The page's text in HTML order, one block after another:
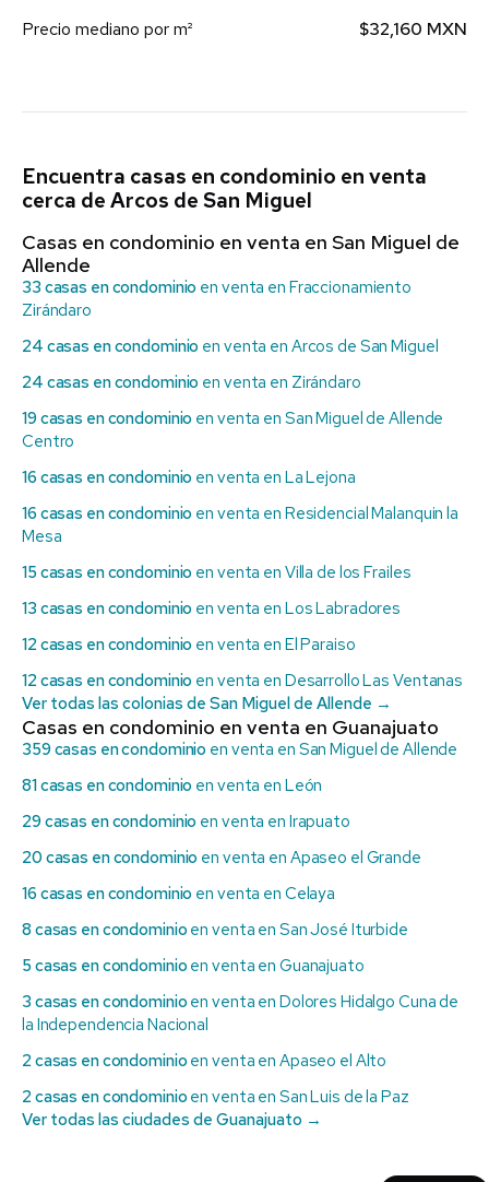
Precio mediano por m² $32,160 MXN
Encuentra casas en condominio en venta
cerca de Arcos de San Miguel
Casas en condominio en venta en San Miguel de
Allende
33 casas en condominio en venta en Fraccionamiento
Zirándaro
24 casas en condominio en venta en Arcos de San Miguel
24 casas en condominio en venta en Zirándaro
19 casas en condominio en venta en San Miguel de Allende
Centro
16 casas en condominio en venta en La Lejona
16 casas en condominio en venta en Residencial Malanquin la
Mesa
15 casas en condominio en venta en Villa de los Frailes
13 casas en condominio en venta en Los Labradores
12 casas en condominio en venta en El Paraiso
12 casas en condominio en venta en Desarrollo Las Ventanas
Ver todas las colonias de San Miguel de Allende →
Casas en condominio en venta en Guanajuato
359 casas en condominio en venta en San Miguel de Allende
81 casas en condominio en venta en León
29 casas en condominio en venta en Irapuato
20 casas en condominio en venta en Apaseo el Grande
16 casas en condominio en venta en Celaya
8 casas en condominio en venta en San José Iturbide
5 casas en condominio en venta en Guanajuato
3 casas en condominio en venta en Dolores Hidalgo Cuna de
la Independencia Nacional
2 casas en condominio en venta en Apaseo el Alto
2 casas en condominio en venta en San Luis de la Paz
Ver todas las ciudades de Guanajuato →